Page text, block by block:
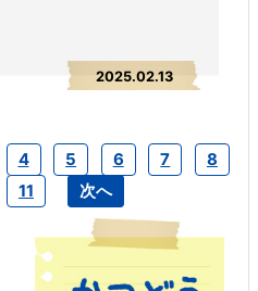
2025.02.13
4 5 6 7
8
11 次へ